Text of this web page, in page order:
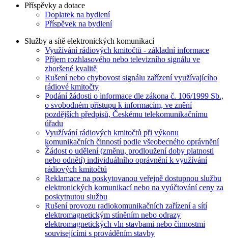
Příspěvky a dotace
Doplatek na bydlení
Příspěvek na bydlení
Služby a sítě elektronických komunikací
Využívání rádiových kmitočtů - základní informace
Příjem rozhlasového nebo televizního signálu ve
zhoršené kvalitě
Rušení nebo chybovost signálu zařízení využívajícího
rádiové kmitočty
Podání žádosti o informace dle zákona č. 106/1999 Sb.,
o svobodném přístupu k informacím, ve znění
pozdějších předpisů, Českému telekomunikačnímu
úřadu
Využívání rádiových kmitočtů při výkonu
komunikačních činností podle všeobecného oprávnění
Žádost o udělení (změnu, prodloužení doby platnosti
nebo odnětí) individuálního oprávnění k využívání
rádiových kmitočtů
Reklamace na poskytovanou veřejně dostupnou službu
elektronických komunikací nebo na vyúčtování ceny za
poskytnutou službu
Rušení provozu radiokomunikačních zařízení a sítí
elektromagnetickým stíněním nebo odrazy
elektromagnetických vln stavbami nebo činnostmi
souvisejícími s prováděním stavby